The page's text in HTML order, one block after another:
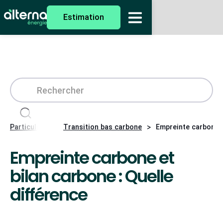
Estimation
Particuliers Transition bas carbone > Empreinte
Empreinte carbone et
bilan carbone : Quelle
différence